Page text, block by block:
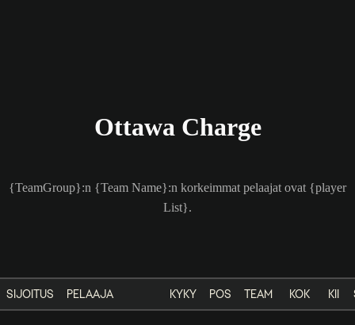
Ottawa Charge
{TeamGroup}:n {Team Name}:n korkeimmat pelaajat ovat {player
List}.
SIJOITUS PELAAJA KYKY POS TEAM KOK KII